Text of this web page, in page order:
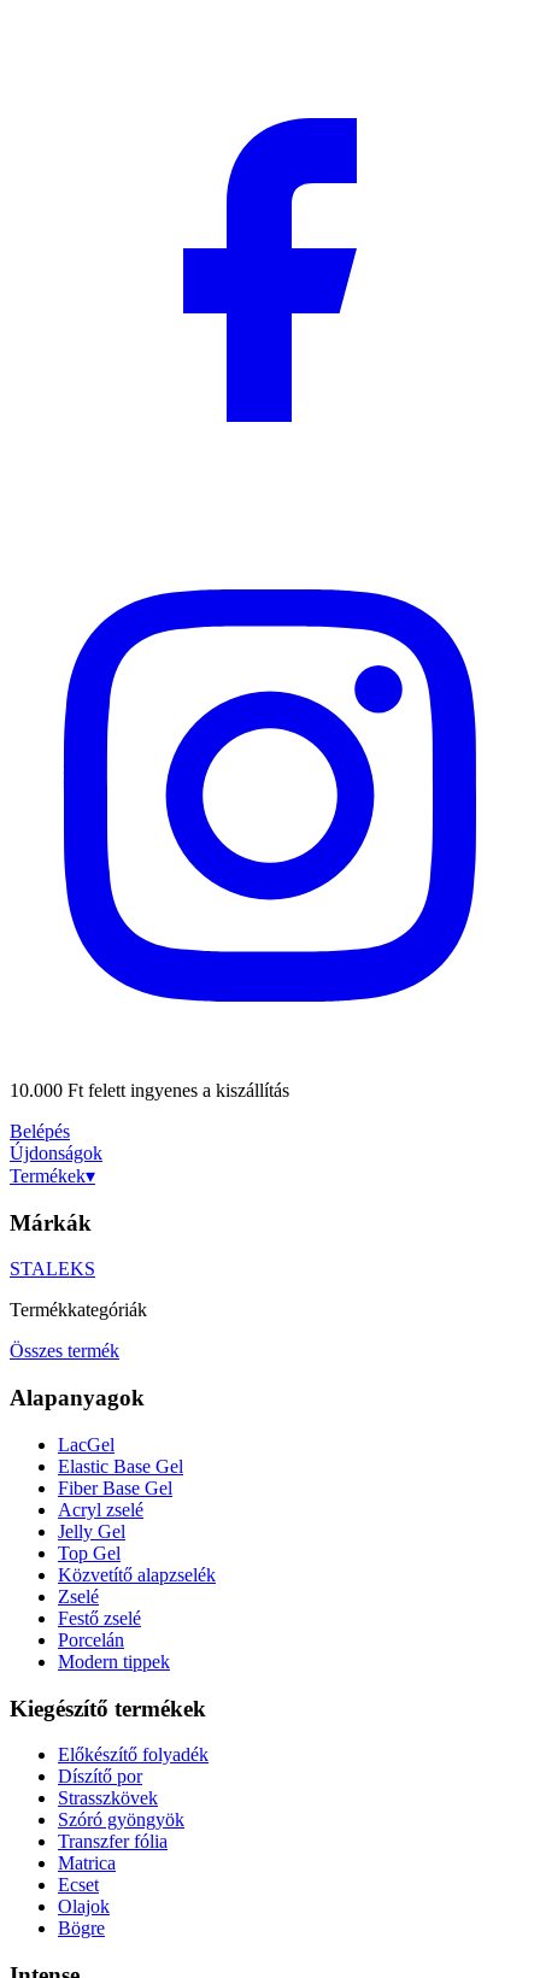
10.000 Ft felett ingyenes a kiszállítás
Belépés
Újdonságok
Termékek▾
Márkák
STALEKS
Termékkategóriák
Összes termék
Alapanyagok
LacGel
Elastic Base Gel
Fiber Base Gel
Acryl zselé
Jelly Gel
Top Gel
Közvetítő alapzselék
Zselé
Festő zselé
Porcelán
Modern tippek
Kiegészítő termékek
Előkészítő folyadék
Díszítő por
Strasszkövek
Szóró gyöngyök
Transzfer fólia
Matrica
Ecset
Olajok
Bögre